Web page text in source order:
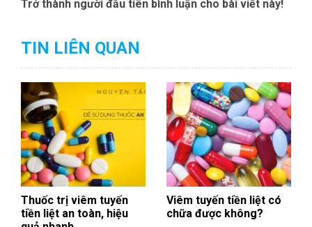
Trở thành người đầu tiên bình luận cho bài viết này!
TIN LIÊN QUAN
Thuốc trị viêm tuyến
tiền liệt an toàn, hiệu
Viêm tuyến tiền liệt có
chữa được không?